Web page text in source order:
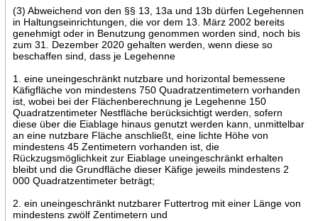
(3) Abweichend von den §§ 13, 13a und 13b dürfen Legehennen
in Haltungseinrichtungen, die vor dem 13. März 2002 bereits
genehmigt oder in Benutzung genommen worden sind, noch bis
zum 31. Dezember 2020 gehalten werden, wenn diese so
beschaffen sind, dass je Legehenne
1. eine uneingeschränkt nutzbare und horizontal bemessene
Käfigfläche von mindestens 750 Quadratzentimetern vorhanden
ist, wobei bei der Flächenberechnung je Legehenne 150
Quadratzentimeter Nestfläche berücksichtigt werden, sofern
diese über die Eiablage hinaus genutzt werden kann, unmittelbar
an eine nutzbare Fläche anschließt, eine lichte Höhe von
mindestens 45 Zentimetern vorhanden ist, die
Rückzugsmöglichkeit zur Eiablage uneingeschränkt erhalten
bleibt und die Grundfläche dieser Käfige jeweils mindestens 2
000 Quadratzentimeter beträgt;
2. ein uneingeschränkt nutzbarer Futtertrog mit einer Länge von
mindestens zwölf Zentimetern und